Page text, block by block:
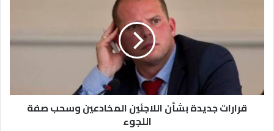
المقيمين في بلجيكا وذلك قبل فرض غرامات
التاخير ويجب على كل مواطن ومقيم ان يخبر
السلطات عن اي دخل يحصله وحتى لو كان
دخل خارجي او املاك خارج الاراضي البلجيكية
وذلك لتفادي زيادة في الضرائب قد تصل من
قرارات جديدة بشأن اللاجئين المخادعين وسحب صفة
اللجوء